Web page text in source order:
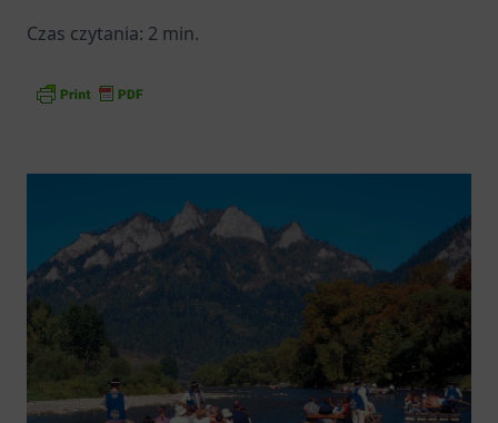
Czas czytania: 2 min.